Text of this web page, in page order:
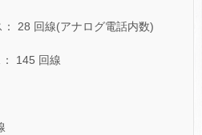
： 28 回線(アナログ電話内数)
145 回線